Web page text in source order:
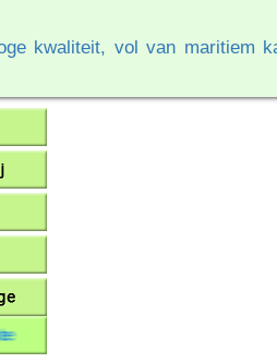
kwaliteit, vol van maritiem